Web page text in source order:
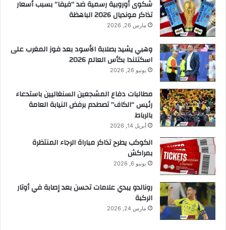
شكوى أوروبية رسمية ضد “فيفا” بسبب أسعار
تذاكر مونديال 2026 الباهظة
مارس 26, 2026
وهبي يشيد بصلابة الأسود بعد فوز المغرب على
اسكتلندا بكأس العالم 2026
يونيو 26, 2026
مطالبات دفاع المشجعين السنغاليين باستدعاء
رئيس “الكاف” تصطدم برفض النيابة العامة
بالرباط
أبريل 14, 2026
الكوكب يطرح تذاكر مباراة الرجاء المنتظرة
بمراكش
يونيو 6, 2026
رونالدو يبدي علامات تحسن بعد إصابة في أوتار
الركبة
مارس 24, 2026